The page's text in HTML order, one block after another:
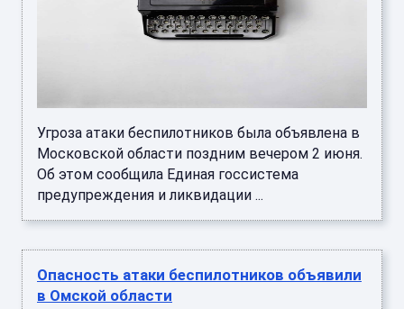
Угроза атаки беспилотников была объявлена в
Московской области поздним вечером 2 июня.
Об этом сообщила Единая госсистема
предупреждения и ликвидации ...
Опасность атаки беспилотников объявили
в Омской области